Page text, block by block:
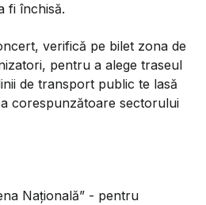
fi închisă.
verifică pe bilet zona de
pentru a alege traseul
de transport public te lasă
corespunzătoare sectorului
Națională” - pentru